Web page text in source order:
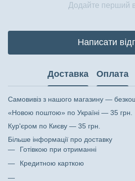
Додайте перший
Написати
Доставка Оплата
Самовивіз з нашого магазину —
«Новою поштою» по Україні — 35 грн.
Кур'єром по Києву — 35 грн.
Більше інформації про доставку
Готівкою при отриманні
Кредитною карткою